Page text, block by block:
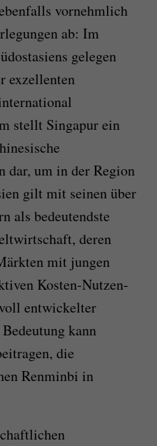
vornehmlich
ab: Im
gelegen
exzellenten
stellt Singapur ein
dar, um in der Region
gilt mit seinen über
als bedeutendste
deren
mit jungen
Kosten-Nutzen-
entwickelter
kann
die
Renminbi in